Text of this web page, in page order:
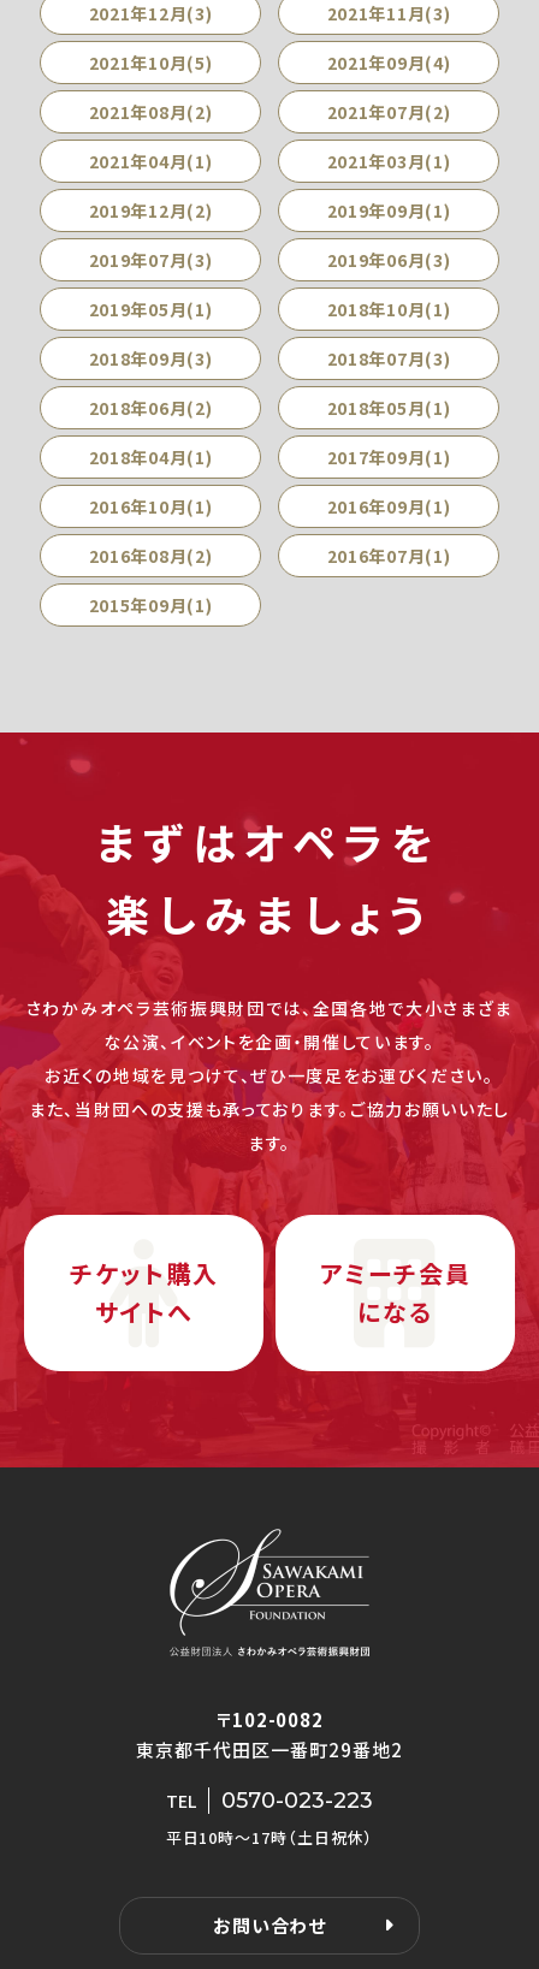
2021年12月(3) 2021年11月(3)
2021年10月(5) 2021年09月(4)
2021年08月(2) 2021年07月(2)
2021年04月(1) 2021年03月(1)
2019年12月(2) 2019年09月(1)
2019年07月(3) 2019年06月(3)
2019年05月(1) 2018年10月(1)
2018年09月(3) 2018年07月(3)
2018年06月(2) 2018年05月(1)
2018年04月(1) 2017年09月(1)
2016年10月(1) 2016年09月(1)
2016年08月(2) 2016年07月(1)
2015年09月(1)
まずはオペラを
楽しみましょう
さわかみオペラ芸術振興財団では、全国各地で大小さまざま
な公演、イベントを企画・開催しています。
お近くの地域を見つけて、ぜひ一度足をお運びください。
また、当財団への支援も承っております。ご協力お願いいたし
ます。
チケット購入
サイトへ
アミーチ会員
になる
〒102-0082
東京都千代田区一番町29番地2
TEL 0570-023-223
平日10時〜17時（土日祝休）
お問い合わせ